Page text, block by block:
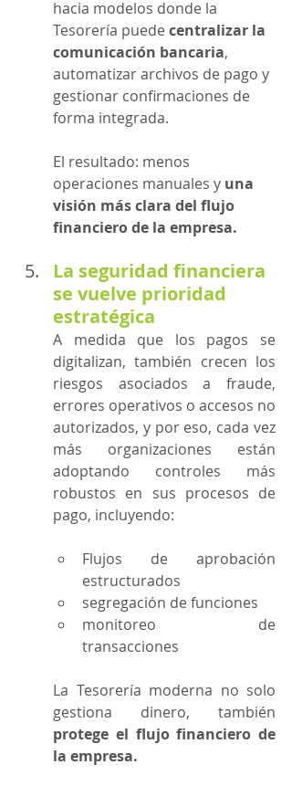
hacia modelos donde la
Tesorería puede centralizar la
comunicación bancaria,
automatizar archivos de pago y
gestionar confirmaciones de
forma integrada.
El resultado: menos
operaciones manuales y una
visión más clara del flujo
financiero de la empresa.
La seguridad financiera
se vuelve prioridad
estratégica
A medida que los pagos se
digitalizan, también crecen los
riesgos asociados a fraude,
errores operativos o accesos no
autorizados, y por eso, cada vez
más organizaciones están
adoptando controles más
robustos en sus procesos de
pago, incluyendo:
Flujos de aprobación
estructurados
segregación de funciones
monitoreo de
transacciones
La Tesorería moderna no solo
protege el flujo financiero de
la empresa.